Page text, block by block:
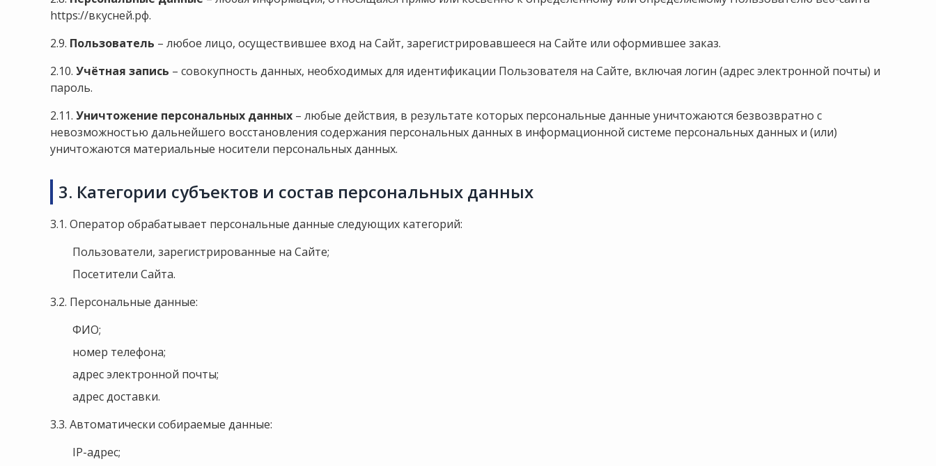
https://вкусней.рф.
2.9. Пользователь – любое лицо, осуществившее вход на Сайт, зарегистрировавшееся на Сайте или оформившее заказ.
2.10. Учётная запись – совокупность данных, необходимых для идентификации Пользователя на Сайте, включая логин (адрес электронной почты) и
пароль.
2.11. Уничтожение персональных данных – любые действия, в результате которых персональные данные уничтожаются безвозвратно с
невозможностью дальнейшего восстановления содержания персональных данных в информационной системе персональных данных и (или)
уничтожаются материальные носители персональных данных.
3. Категории субъектов и состав персональных данных
3.1. Оператор обрабатывает персональные данные следующих категорий:
Пользователи, зарегистрированные на Сайте;
Посетители Сайта.
3.2. Персональные данные:
ФИО;
номер телефона;
адрес электронной почты;
адрес доставки.
3.3. Автоматически собираемые данные:
IP-адрес;